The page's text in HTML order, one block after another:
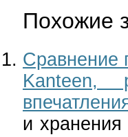
Похожие
Сравнение
Kanteen,
и